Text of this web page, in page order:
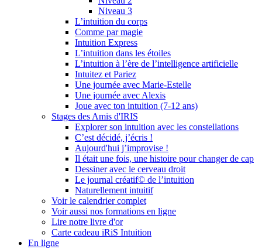
Niveau 3
L’intuition du corps
Comme par magie
Intuition Express
L’intuition dans les étoiles
L’intuition à l’ère de l’intelligence artificielle
Intuitez et Pariez
Une journée avec Marie-Estelle
Une journée avec Alexis
Joue avec ton intuition (7-12 ans)
Stages des Amis d'IRIS
Explorer son intuition avec les constellations
C’est décidé, j’écris !
Aujourd'hui j’improvise !
Il était une fois, une histoire pour changer de cap
Dessiner avec le cerveau droit
Le journal créatif© de l’intuition
Naturellement intuitif
Voir le calendrier complet
Voir aussi nos formations en ligne
Lire notre livre d'or
Carte cadeau iRiS Intuition
En ligne